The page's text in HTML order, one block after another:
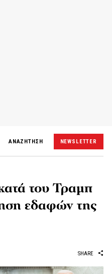
ΑΝΑΖΗΤΗΣΗ NEWSLETTER
του Τραμπ
εδαφών της
SHARE